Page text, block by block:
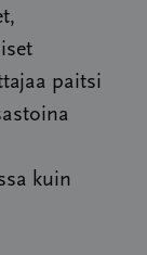
paitsi
kuin